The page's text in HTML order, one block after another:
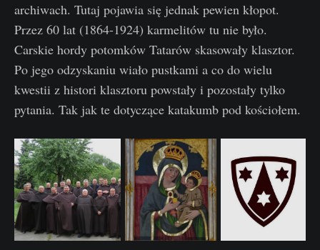
archiwach. Tutaj pojawia się jednak pewien kłopot.
Przez 60 lat (1864-1924) karmelitów tu nie było.
Carskie hordy potomków Tatarów skasowały klasztor.
Po jego odzyskaniu wiało pustkami a co do wielu
kwestii z histori klasztoru powstały i pozostały tylko
pytania. Tak jak te dotyczące katakumb pod kościołem.